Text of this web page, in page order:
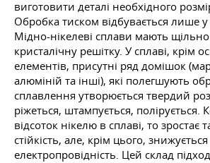
виготовити деталі необхідного
Обробка тиском відбувається лише у
Мідно-нікелеві сплави мають
кристалічну решітку. У сплаві, крім
елементів, присутні ряд домішок
алюміній та інші), які полегшують
сплавлення утворюється твердий
ріжеться, штампується, полірується.
відсоток нікелю в сплаві, то зростає
стійкість, але, крім цього, знижується
електропровідність. Цей склад